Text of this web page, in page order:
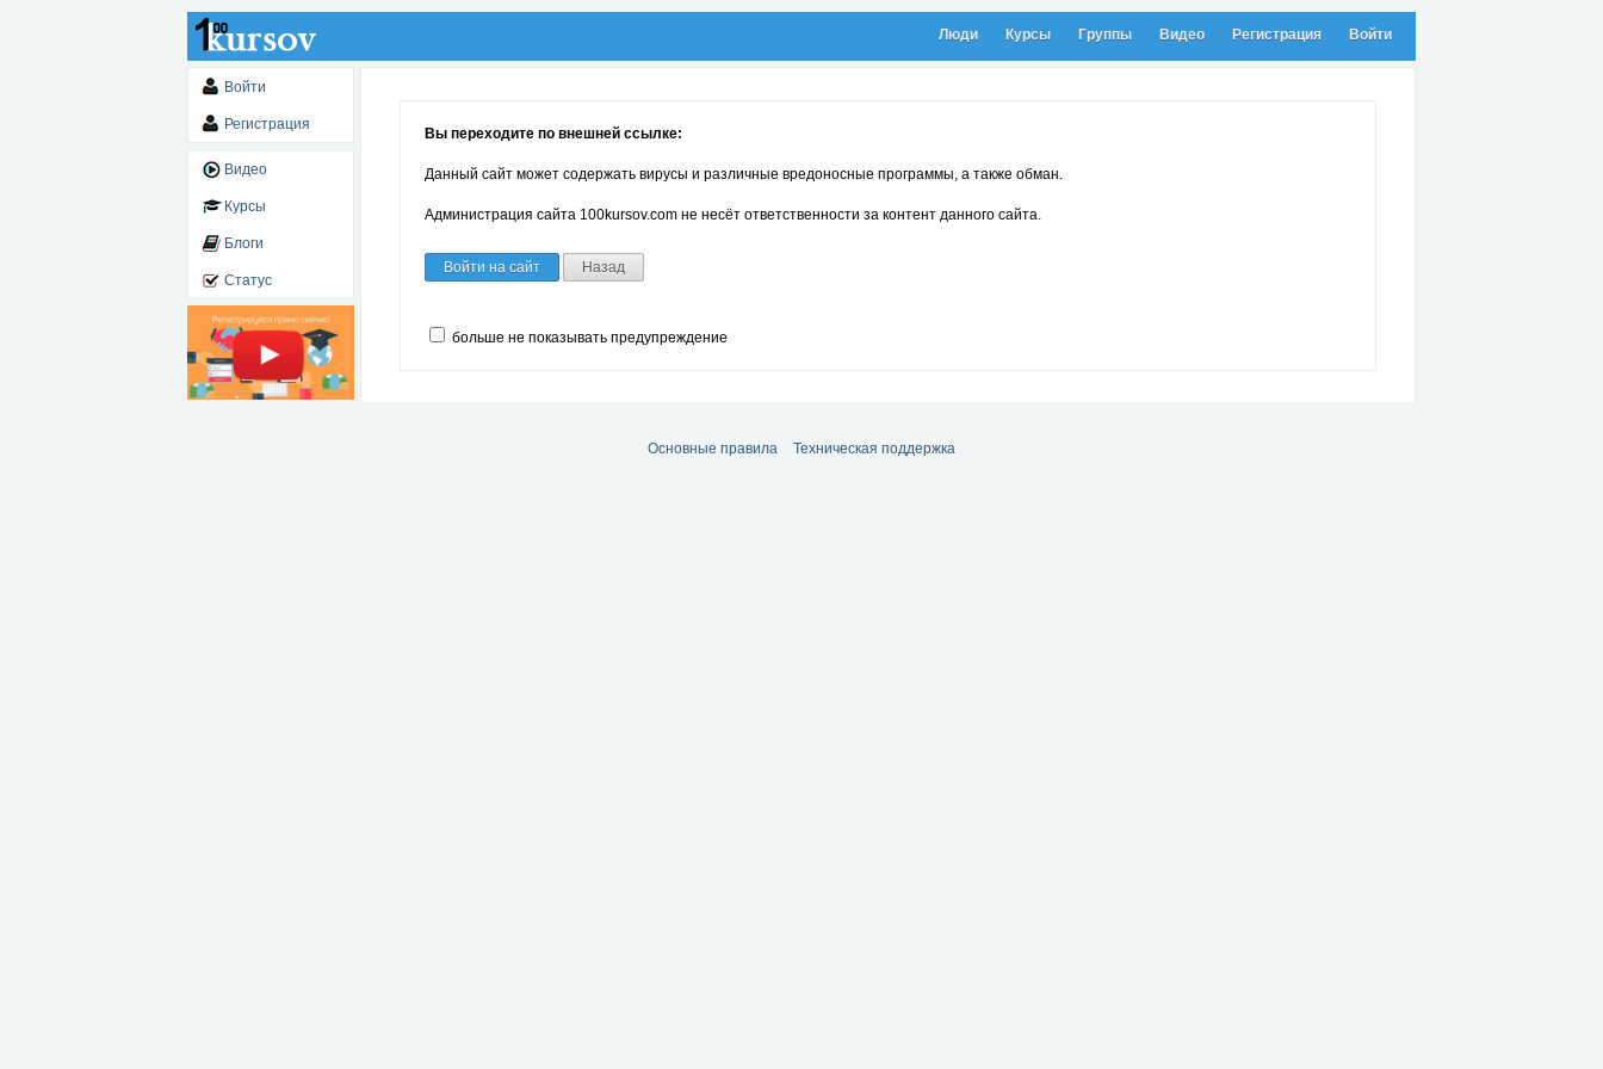
Люди Курсы Группы Видео Регистрация Войти
Войти
Регистрация
Видео
Курсы
Блоги
Статус
Вы переходите по внешней ссылке:
Данный сайт может содержать вирусы и различные вредоносные программы, а также обман.
Администрация сайта 100kursov.com не несёт ответственности за контент данного сайта.
Войти на сайт Назад
больше не показывать предупреждение
Основные правила Техническая поддержка